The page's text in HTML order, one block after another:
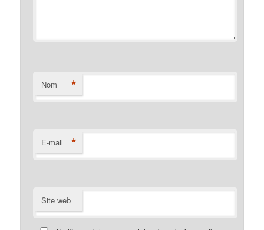
Nom *
E-mail *
Site web